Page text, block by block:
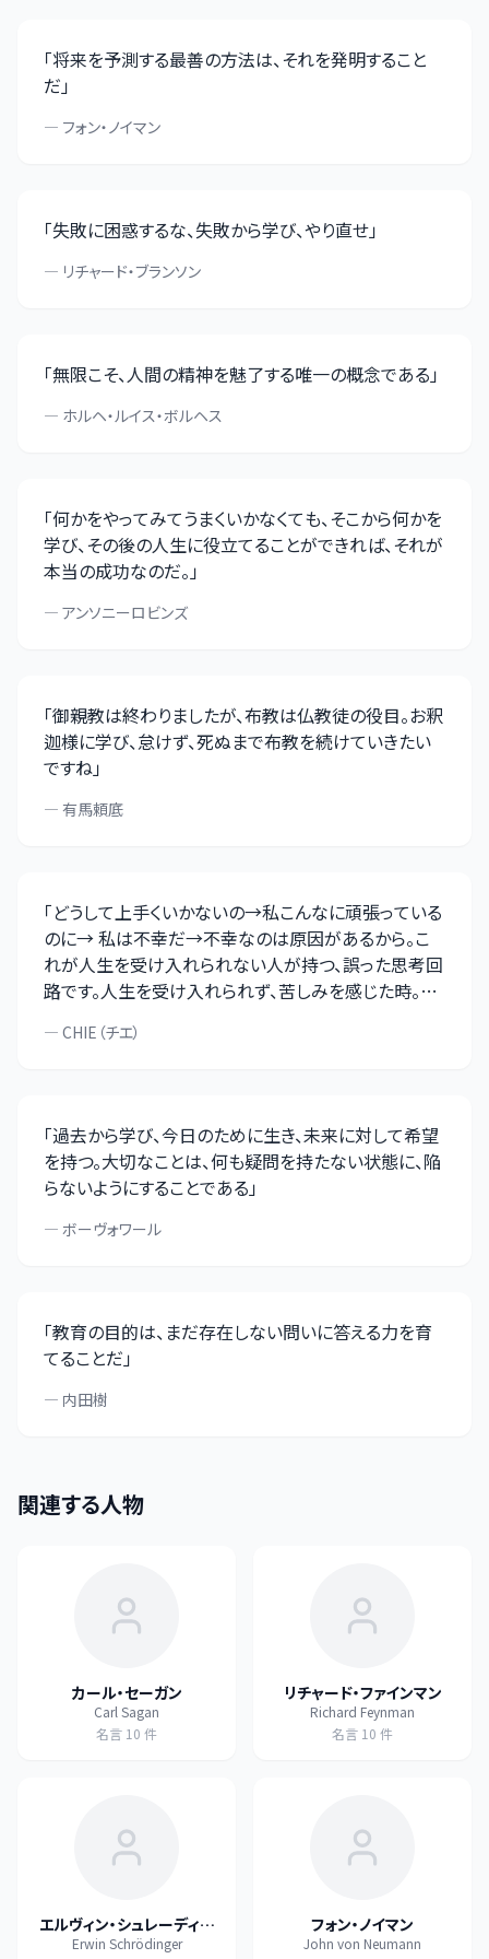
「将来を予測する最善の方法は、それを発明すること
だ」
— フォン・ノイマン
「失敗に困惑するな、失敗から学び、やり直せ」
— リチャード・ブランソン
「無限こそ、人間の精神を魅了する唯一の概念である」
— ホルヘ・ルイス・ボルヘス
「何かをやってみてうまくいかなくても、そこから何かを
学び、その後の人生に役立てることができれば、それが
本当の成功なのだ。」
— アンソニーロビンズ
「御親教は終わりましたが、布教は仏教徒の役目。お釈
迦様に学び、怠けず、死ぬまで布教を続けていきたい
ですね」
— 有馬頼底
「どうして上手くいかないの→私こんなに頑張っている
のに→ 私は不幸だ→不幸なのは原因があるから。こ
れが人生を受け入れられない人が持つ、誤った思考回
路です。人生を受け入れられず、苦しみを感じた時。そ
があります。「自分ばかりが」「自分のせいで」と考える
等に、光も影もある。どちらにフォーカスした生き方を
しているか、または、したいか。視野を広く持ち、物事を
多面的にとらえるようになると、人生がフリーズしない
ですむようになりますよ 」
— CHIE（チエ）
「過去から学び、今日のために生き、未来に対して希望
を持つ。大切なことは、何も疑問を持たない状態に、陥
らないようにすることである」
— ボーヴォワール
「教育の目的は、まだ存在しない問いに答える力を育
てることだ」
— 内田樹
関連する人物
カール・セーガン
Carl Sagan
名言 10 件
リチャード・ファインマン
Richard Feynman
名言 10 件
エルヴィン・シュレーディン
ガー
Erwin Schrödinger
フォン・ノイマン
John von Neumann